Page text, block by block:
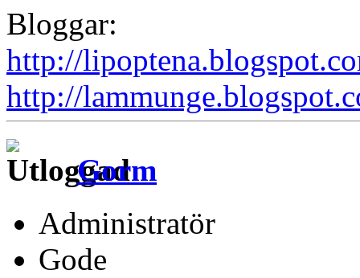
Bloggar:
http://
http://
Gorm
Administratör
Gode